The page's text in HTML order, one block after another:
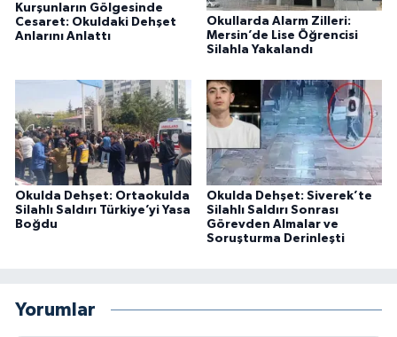
Kurşunların Gölgesinde
Cesaret: Okuldaki Dehşet
Anlarını Anlattı
Okullarda Alarm Zilleri:
Mersin’de Lise Öğrencisi
Silahla Yakalandı
Okulda Dehşet: Ortaokulda
Silahlı Saldırı Türkiye’yi Yasa
Boğdu
Okulda Dehşet: Siverek’te
Silahlı Saldırı Sonrası
Görevden Almalar ve
Soruşturma Derinleşti
Yorumlar